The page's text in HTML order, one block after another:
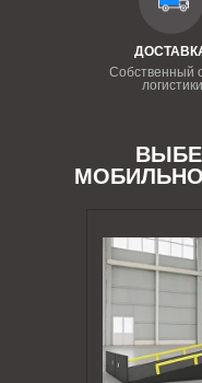
Собственный
логистики